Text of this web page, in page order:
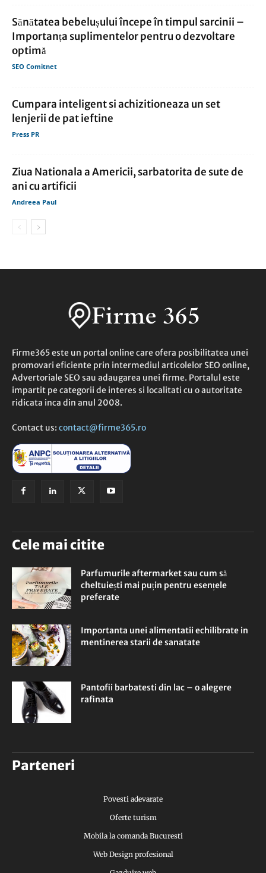
Sănătatea bebelușului începe în timpul sarcinii –
Importanța suplimentelor pentru o dezvoltare
optimă
SEO Comitnet
Cumpara inteligent si achizitioneaza un set
lenjerii de pat ieftine
Press PR
Ziua Nationala a Americii, sarbatorita de sute de
ani cu artificii
Andreea Paul
Firme365 este un portal online care ofera posibilitatea unei
promovari eficiente prin intermediul articolelor SEO online,
Advertoriale SEO sau adaugarea unei firme. Portalul este
impartit pe categorii de interes si localitati cu o autoritate
ridicata inca din anul 2008.
Contact us: contact@firme365.ro
Cele mai citite
Parfumurile aftermarket sau cum să
cheltuiești mai puțin pentru esențele
preferate
Importanta unei alimentatii echilibrate in
mentinerea starii de sanatate
Pantofii barbatesti din lac – o alegere
rafinata
Parteneri
Povesti adevarate
Oferte turism
Mobila la comanda Bucuresti
Web Design profesional